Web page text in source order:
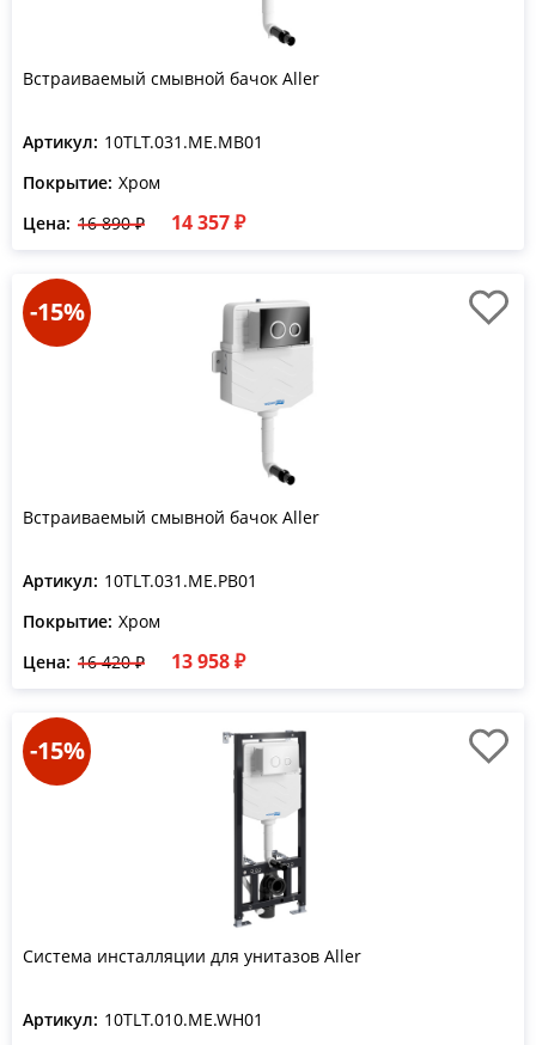
Встраиваемый смывной бачок Aller
Артикул: 10TLT.031.ME.MB01
Покрытие: Хром
Цена: 16 890 ₽ 14 357 ₽
-15%
Встраиваемый смывной бачок Aller
Артикул: 10TLT.031.ME.PB01
Покрытие: Хром
Цена: 16 420 ₽ 13 958 ₽
-15%
Система инсталляции для унитазов Aller
Артикул: 10TLT.010.ME.WH01